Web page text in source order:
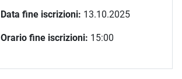
Data fine iscrizioni: 13.10.2025
Orario fine iscrizioni: 15:00